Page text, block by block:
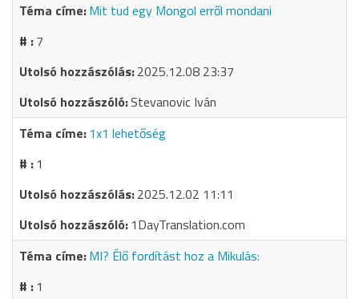
Mit tud egy Mongol erről mondani
7
2025.12.08 23:37
Stevanovic Iván
1x1 lehetőség
1
2025.12.02 11:11
1DayTranslation.com
MI? Élő fordítást hoz a Mikulás:
1